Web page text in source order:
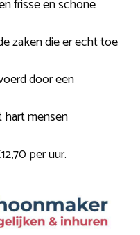
frisse en schone
zaken die er echt toe
door een
hart mensen
per uur.